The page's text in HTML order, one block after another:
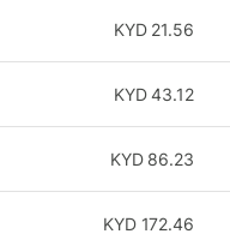
21.56
KYD
43.12
KYD
86.23
KYD
172.46
KYD